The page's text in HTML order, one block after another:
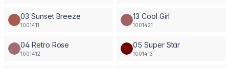
03 Sunset Breeze
1001411
13 Cool Girl
1001421
04 Retro Rose
1001412
05 Super Star
1001413